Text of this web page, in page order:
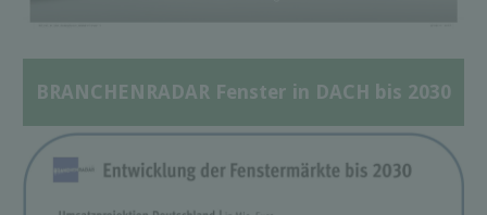
BRANCHENRADAR Fenster in DACH bis 2030